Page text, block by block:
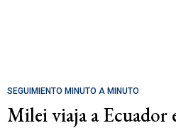
SEGUIMIENTO MINUTO A MINUTO
Milei viaja a Ecuador